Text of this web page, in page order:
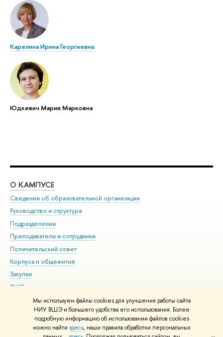
Мы используем файлы cookies для улучшения работы сайта
НИУ ВШЭ и большего удобства его использования. Более
подробную информацию об использовании файлов cookies
можно найти здесь, наши правила обработки персональных
Карелина Ирина Георгиевна
Юдкевич Мария Марковна
О КАМПУСЕ
Сведения об образовательной организации
Руководство и структура
Подразделения
Преподаватели и сотрудники
Попечительский совет
Корпуса и общежития
Закупки
ВШЭ для студентов с ограниченными возможностями
здоровья и инвалидностью
Версия для слабовидящих
Единая платежная страница